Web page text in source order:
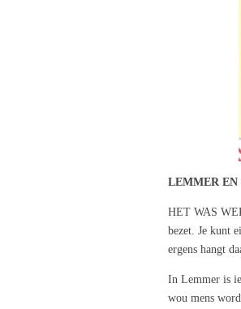
LEMMER EN
HET WAS
bezet. Je kunt
ergens hangt
In Lemmer is
wou mens